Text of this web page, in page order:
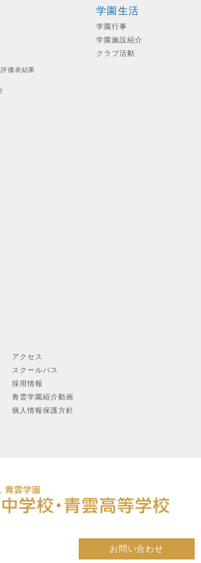
価表結果
学園生活
学園行事
学園施設紹介
クラブ活動
アクセス
スクールバス
採用情報
青雲学園紹介動画
個人情報保護方針
お問い合わせ